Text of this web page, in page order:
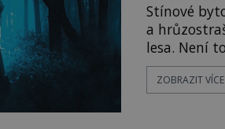
Stínové
a
lesa. Není
události,
jsou
ZOBRAZIT VÍCE